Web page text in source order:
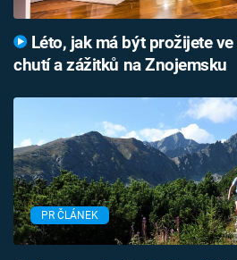
Léto, jak má být prožijete
chutí a zážitků na Znojemsku
PR ČLÁNEK